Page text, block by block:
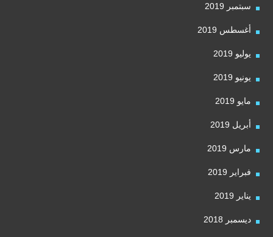
سبتمبر 2019
أغسطس 2019
يوليو 2019
يونيو 2019
مايو 2019
أبريل 2019
مارس 2019
فبراير 2019
يناير 2019
ديسمبر 2018